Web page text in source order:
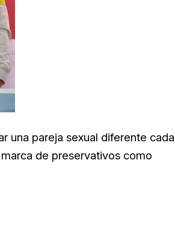
una pareja sexual diferente cada
de preservativos como